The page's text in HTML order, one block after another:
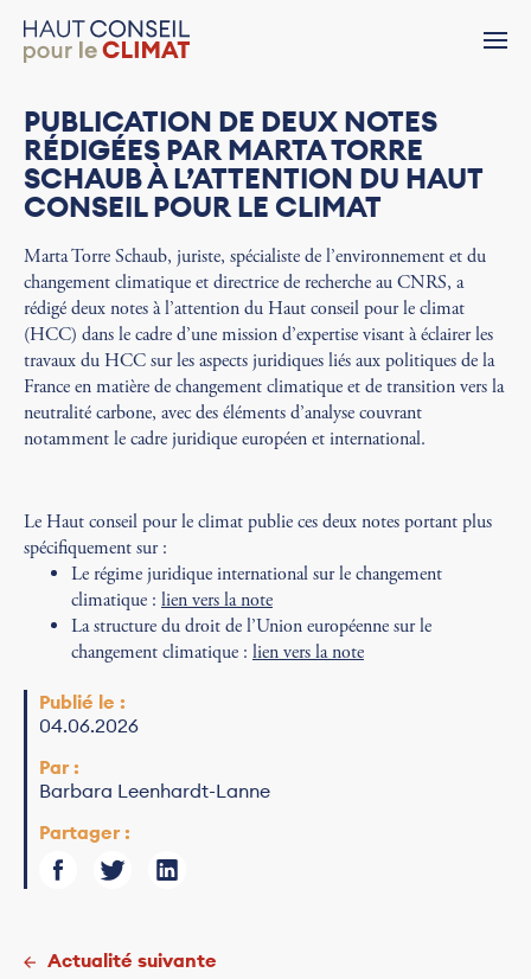
PUBLICATION DE DEUX NOTES
RÉDIGÉES PAR MARTA TORRE
SCHAUB À L’ATTENTION DU HAUT
CONSEIL POUR LE CLIMAT
Marta Torre Schaub, juriste, spécialiste de l’environnement et du
changement climatique et directrice de recherche au CNRS, a
rédigé deux notes à l’attention du Haut conseil pour le climat
(HCC) dans le cadre d’une mission d’expertise visant à éclairer les
travaux du HCC sur les aspects juridiques liés aux politiques de la
France en matière de changement climatique et de transition vers la
neutralité carbone, avec des éléments d’analyse couvrant
notamment le cadre juridique européen et international.
Le Haut conseil pour le climat publie ces deux notes portant plus
spécifiquement sur :
Le régime juridique international sur le changement
climatique : lien vers la note
La structure du droit de l’Union européenne sur le
changement climatique : lien vers la note
Publié le :
04.06.2026
Par :
Barbara Leenhardt-Lanne
Partager :
Actualité suivante